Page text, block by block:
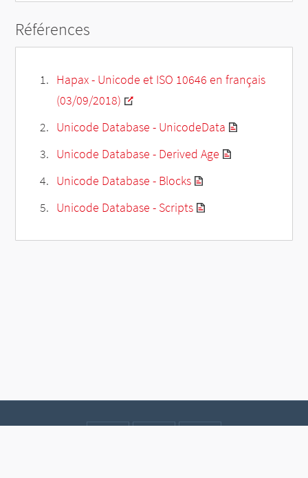
Références
Hapax - Unicode et ISO 10646 en français
(03/09/2018)
Unicode Database - UnicodeData
Unicode Database - Derived Age
Unicode Database - Blocks
Unicode Database - Scripts